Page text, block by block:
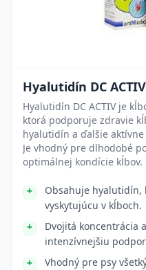
Hyalutidín DC
Hyalutidín DC ACTIV je
ktorá podporuje zdravie
hyalutidín a ďalšie
Je vhodný pre dlhodobé
optimálnej kondície kĺbov.
Obsahuje hyalutidín,
vyskytujúcu v kĺboch.
Dvojitá koncentrácia
intenzívnejšiu
Vhodný pre psy